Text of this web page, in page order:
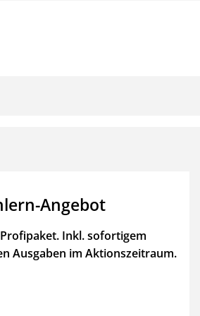
Angebot
Inkl. sofortigem
Ausgaben im Aktionszeitraum.